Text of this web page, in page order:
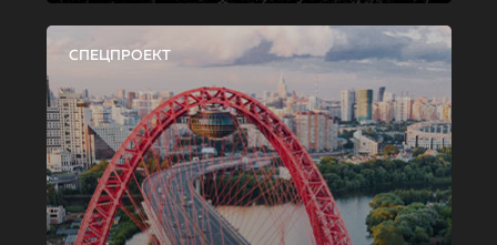
СПЕЦПРОЕКТ